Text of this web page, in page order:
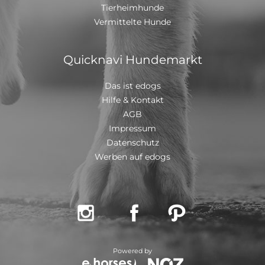
mit einem EU Ausweis in einem beim deutschen
Veterinäramt registriertem Transport
Tierheimhunde
Vermittelte Hunde
Quicknavi Hundemarkt
Das ist edogs
Hilfe & Kontakt
AGB
Impressum
Datenschutz
Werben auf edogs
  
Powered by